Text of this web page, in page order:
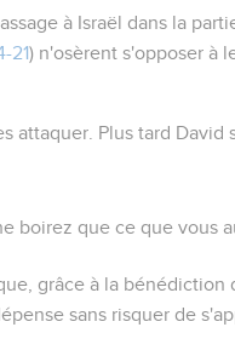
à Israël dans la
21) n'osèrent s'opposer à
attaquer. Plus tard
boirez que ce que vous
grâce à la bénédiction
sans risquer de